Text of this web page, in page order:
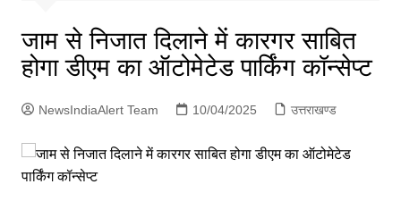
जाम से निजात दिलाने में कारगर साबित
होगा डीएम का ऑटोमेटेड पार्किंग कॉन्सेप्ट
NewsIndiaAlert Team 10/04/2025 उत्तराखण्ड
r